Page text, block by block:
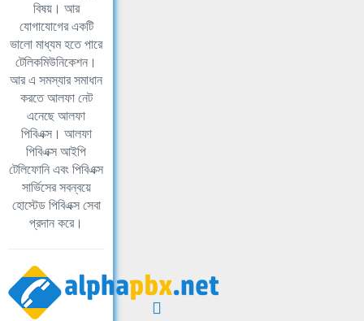
বিষয়। আর
যোগাযোগের একটি
ভালো মাধ্যম হতে পারে
টেলিকমিউনিকেশন।
আর এ সমস্যার সমাধান
করতে আলফা নেট
এনেছে আলফা
পিবিএক্স। আলফা
পিবিএক্স আইপি
টেলিফোনি এবং পিবিএক্স
সার্ভিসের সবন্বয়ে
হোস্টেড পিবিএক্স সেবা
প্রদান করে।